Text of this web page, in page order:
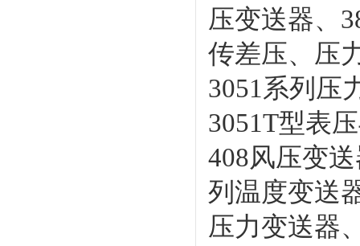
压变送器、
传差压、压
3051系列压
3051T型表
408风压变
列温度变送
压力变送器